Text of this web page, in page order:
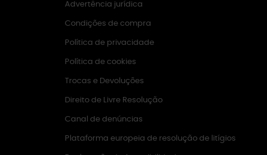
Advertência jurídica
Condições de compra
Política de privacidade
Política de cookies
Trocas e Devoluções
Direito de Livre Resolução
Canal de denúncias
Plataforma europeia de resolução de litígios